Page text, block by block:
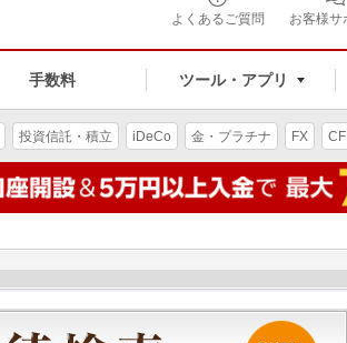
よくあるご質問 お客様サ
手数料 ツール・アプリ
投資信託・積立 iDeCo 金・プラチナ FX